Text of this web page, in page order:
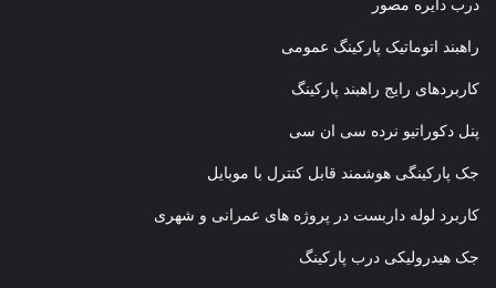
درب دایره مصور
راهبند اتوماتیک پارکینگ عمومی
کاربردهای رایج راهبند پارکینگ
پنل دکوراتیو نرده سی ان سی
جک پارکینگی هوشمند قابل کنترل با موبایل
کاربرد لوله داربست در پروژه های عمرانی و شهری
جک هیدرولیکی درب پارکینگ